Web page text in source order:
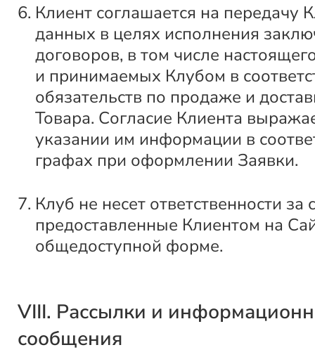
Клиент соглашается на передачу
данных в целях исполнения
договоров, в том числе
и принимаемых Клубом в
обязательств по продаже и
Товара. Согласие Клиента
указании им информации в
графах при оформлении Заявки.
Клуб не несет ответственности за
предоставленные Клиентом на
общедоступной форме.
VIII. Рассылки и
сообщения